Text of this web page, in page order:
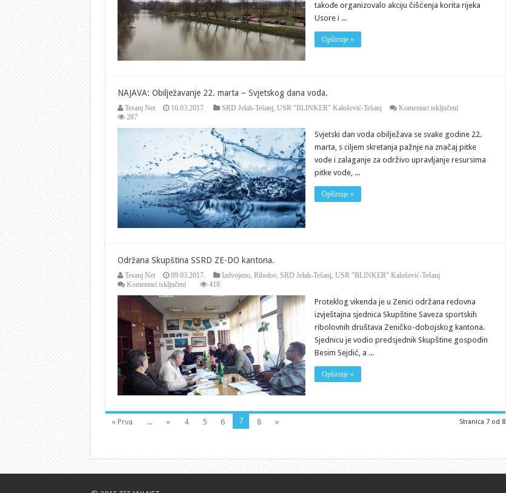
takođe organizovalo akciju čišćenja korita rijeka
Usore i ...
Opširnije »
NAJAVA: Obilježavanje 22. marta – Svjetskog dana voda.
Tesanj Net 16.03.2017. SRD Jelah-Tešanj, USR "BLINKER" Kalošević-Tešanj Komentari isključeniza
22.
marta
–
Svjetskog
287
Svjetski dan voda obilježava se svake godine 22.
marta, s ciljem skretanja pažnje na značaj pitke
vode i zalaganje za održivo upravljanje resursima
pitke vode, ...
Opširnije »
Održana Skupština SSRD ZE-DO kantona.
Tesanj Net 09.03.2017. Izdvojeno, Ribolov, SRD Jelah-Tešanj, USR "BLINKER" Kalošević-Tešanj
Komentari isključeniza
SSRD
ZE-
DO
kantona.
418
Proteklog vikenda je u Zenici održana redovna
izvještajna sjednica Skupštine Saveza sportskih
ribolovnih društava Zeničko-dobojskog kantona.
Sjednicu je vodio predsjednik Skupštine gospodin
Besim Sejdić, a ...
Opširnije »
Stranica 7 od 8
« Prva ... « 4 5 6 7 8 »